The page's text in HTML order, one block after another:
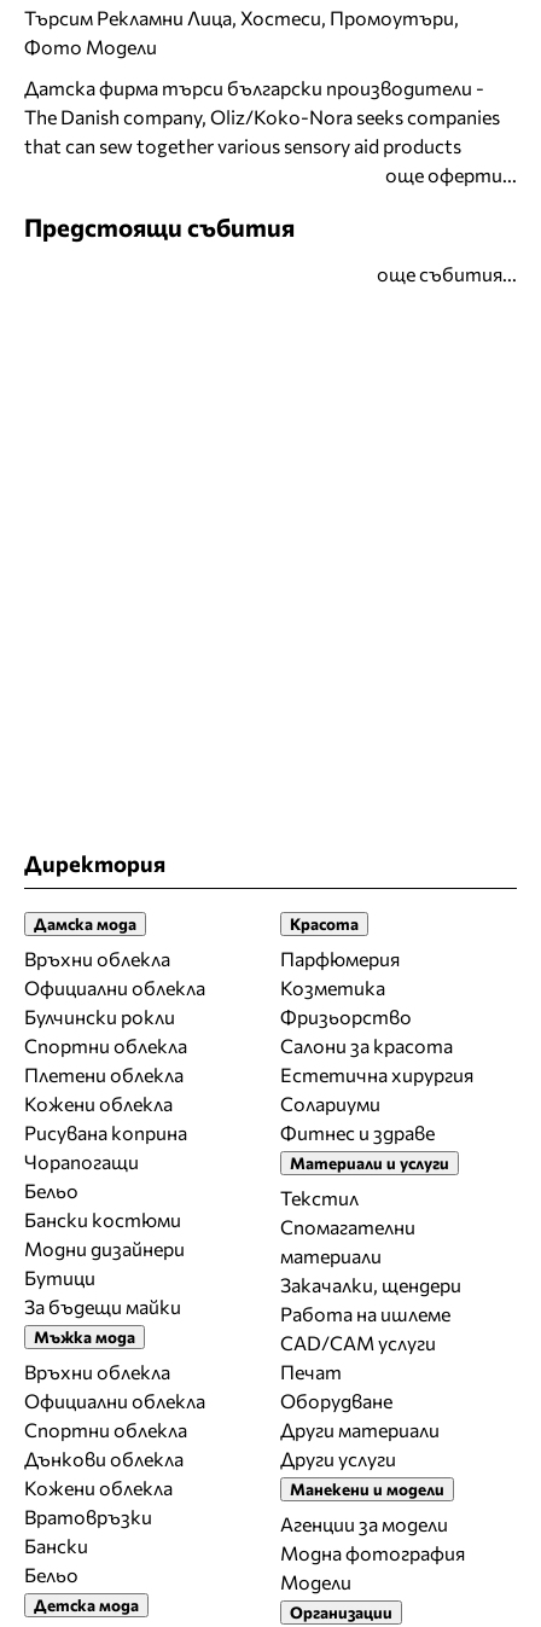
Търсим Рекламни Лица, Хостеси, Промоутъри,
Фото Модели
Датска фирма търси български производители -
The Danish company, Oliz/Koko-Nora seeks companies
that can sew together various sensory aid products
още оферти...
Предстоящи събития
още събития...
Директория
Дамска мода
Връхни облекла
Официални облекла
Булчински рокли
Спортни облекла
Плетени облекла
Кожени облекла
Рисувана коприна
Чорапогащи
Бельо
Бански костюми
Модни дизайнери
Бутици
За бъдещи майки
Мъжка мода
Връхни облекла
Официални облекла
Спортни облекла
Дънкови облекла
Кожени облекла
Вратовръзки
Бански
Бельо
Детска мода
Красота
Парфюмерия
Козметика
Фризьорство
Салони за красота
Естетична хирургия
Солариуми
Фитнес и здраве
Материали и услуги
Текстил
Спомагателни
материали
Закачалки, щендери
Работа на ишлеме
CAD/CAM услуги
Печат
Оборудване
Други материали
Други услуги
Манекени и модели
Агенции за модели
Модна фотография
Модели
Организации